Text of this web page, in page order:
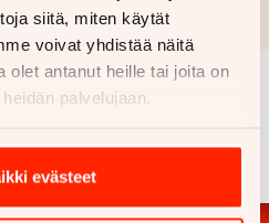
siitä, miten käytät
voivat yhdistää näitä
olet antanut heille tai joita on
palvelujaan.
evästeet
kaskovakuutuksen.